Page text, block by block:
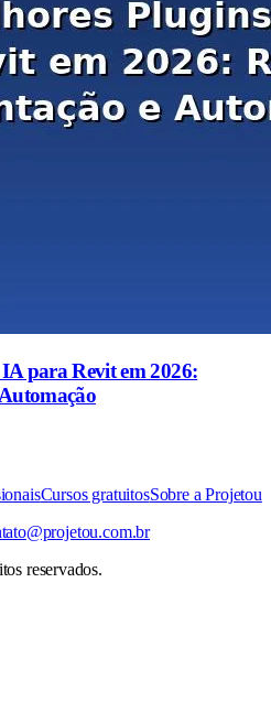
para Revit em 2026:
Cursos gratuitosSobre a Projetou
reservados.